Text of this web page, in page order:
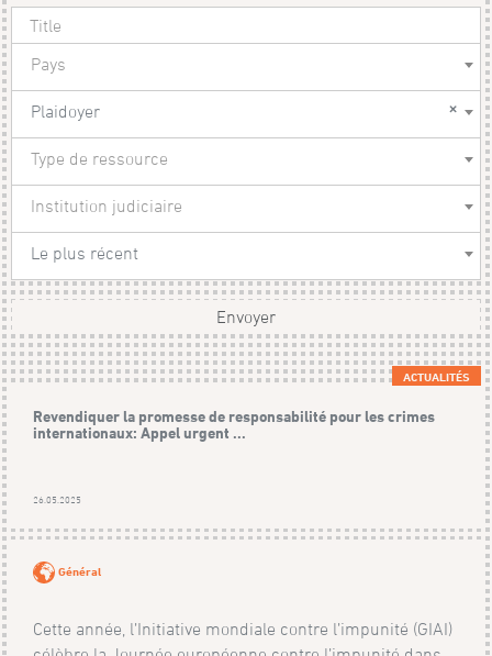
Pays
×
Plaidoyer
Type de ressource
Institution judiciaire
Le plus récent
Envoyer
ACTUALITÉS
Revendiquer la promesse de responsabilité pour les crimes
internationaux: Appel urgent ...
26.05.2025
Général
Cette année, l’Initiative mondiale contre l’impunité (GIAI)